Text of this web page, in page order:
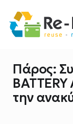
Πάρος:
την